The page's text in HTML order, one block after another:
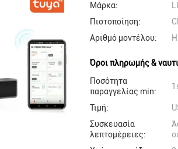
Μάρκα:
Πιστοποίηση:
Αριθμό μοντέλου:
Όροι πληρωμής &
Ποσότητα
παραγγελίας min:
Τιμή:
Συσκευασία
λεπτομέρειες: